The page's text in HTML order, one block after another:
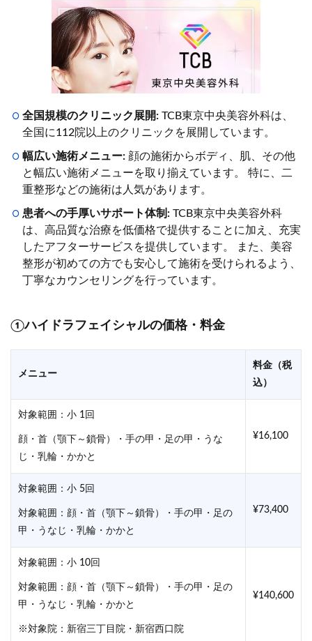
全国規模のクリニック展開: TCB東京中央美容外科は、
全国に112院以上のクリニックを展開しています。
幅広い施術メニュー: 顔の施術からボディ、肌、その他
と幅広い施術メニューを取り揃えています。 特に、二
重整形などの施術は人気があります。
患者への手厚いサポート体制: TCB東京中央美容外科
は、高品質な治療を低価格で提供することに加え、充実
したアフターサービスを提供しています。 また、美容
整形が初めての方でも安心して施術を受けられるよう、
丁寧なカウンセリングを行っています。
①ハイドラフェイシャルの価格・料金
メニュー
料金（税
込）
対象範囲：小 1回
顔・首（顎下～鎖骨）・手の甲・足の甲・うな
じ・乳輪・かかと
¥16,100
対象範囲：小 5回
対象範囲：顔・首（顎下～鎖骨）・手の甲・足の
甲・うなじ・乳輪・かかと
¥73,400
対象範囲：小 10回
対象範囲：顔・首（顎下～鎖骨）・手の甲・足の
甲・うなじ・乳輪・かかと
※対象院：新宿三丁目院・新宿西口院
¥140,600